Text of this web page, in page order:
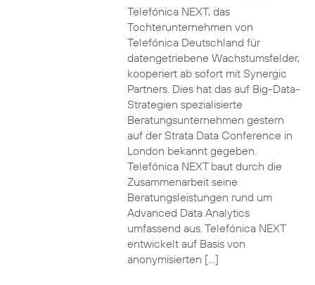
Telefónica NEXT, das
Tochterunternehmen von
Telefónica Deutschland für
datengetriebene Wachstumsfelder,
kooperiert ab sofort mit Synergic
Partners. Dies hat das auf Big-Data-
Strategien spezialisierte
Beratungsunternehmen gestern
auf der Strata Data Conference in
London bekannt gegeben.
Telefónica NEXT baut durch die
Zusammenarbeit seine
Beratungsleistungen rund um
Advanced Data Analytics
umfassend aus. Telefónica NEXT
entwickelt auf Basis von
anonymisierten […]